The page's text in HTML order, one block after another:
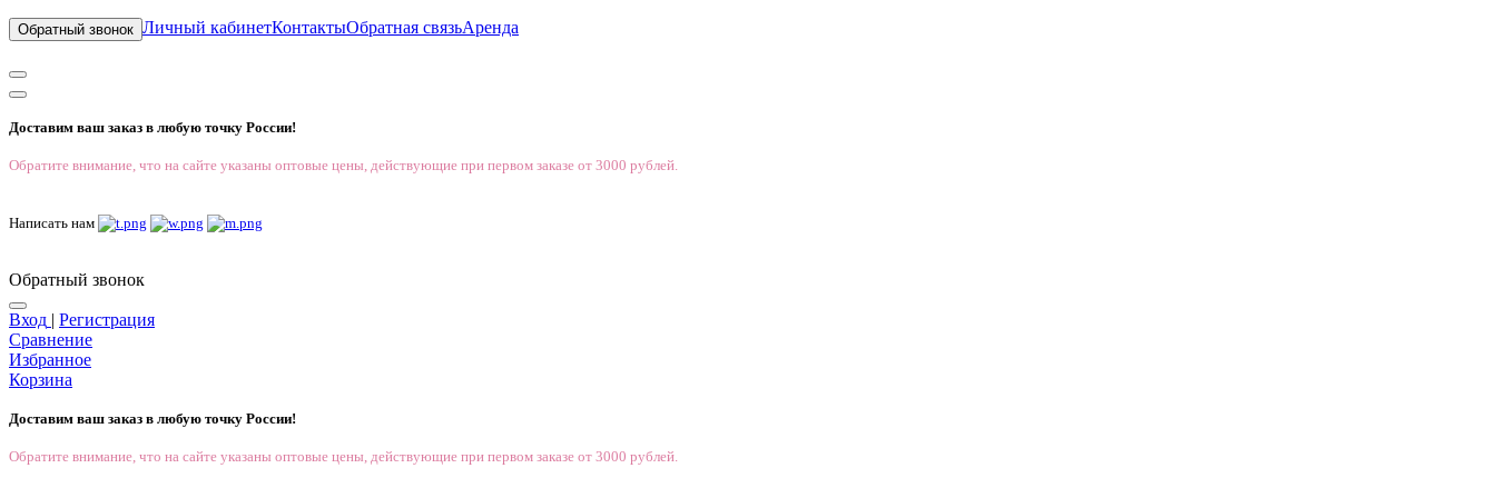
Обратный звонок Личный кабинетКонтактыОбратная связьАренда
Доставим ваш заказ в любую точку России!
Обратите внимание, что на сайте указаны оптовые цены, действующие при первом заказе от 3000 рублей.
Написать нам
Обратный звонок
Вход | Регистрация
Сравнение
Избранное
Корзина
Доставим ваш заказ в любую точку России!
Обратите внимание, что на сайте указаны оптовые цены, действующие при первом заказе от 3000 рублей.